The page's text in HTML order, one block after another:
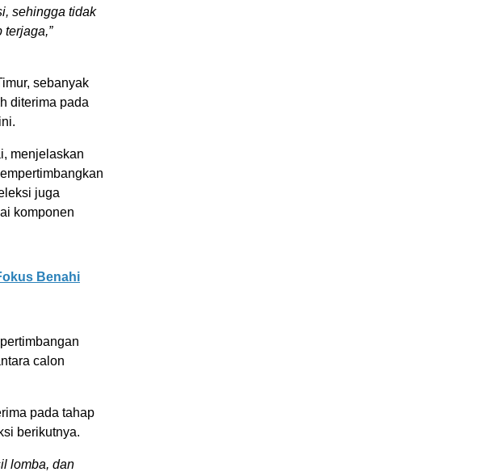
sehingga tidak
sebanyak
diterima pada
menjelaskan
juga
komponen
Benahi
calon
pada tahap
berikutnya.
lomba, dan